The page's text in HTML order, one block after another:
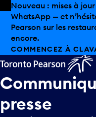
Skip to offers
Passer au contenu
Nouveau : mises à
WhatsApp — et
Pearson sur les
encore.
COMMENCEZ À
presse